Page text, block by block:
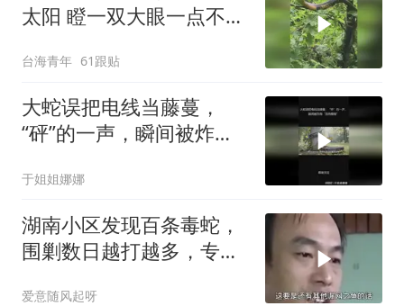
太阳 瞪一双大眼一点不怕
台海青年 61跟贴
大蛇误把电线当藤蔓，
“砰”的一声，瞬间被炸得
于姐姐娜娜
湖南小区发现百条毒蛇，
围剿数日越打越多，专家
爱意随风起呀